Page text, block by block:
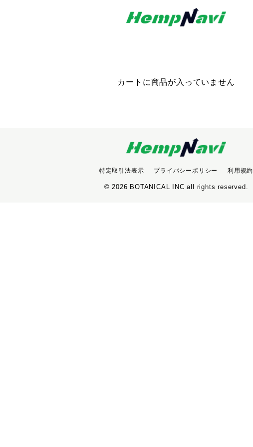
CART
カート
カートに商品が入っていません
特定取引法表示 プライバシーポリシー 利用規約
© 2026 BOTANICAL INC all rights reserved.